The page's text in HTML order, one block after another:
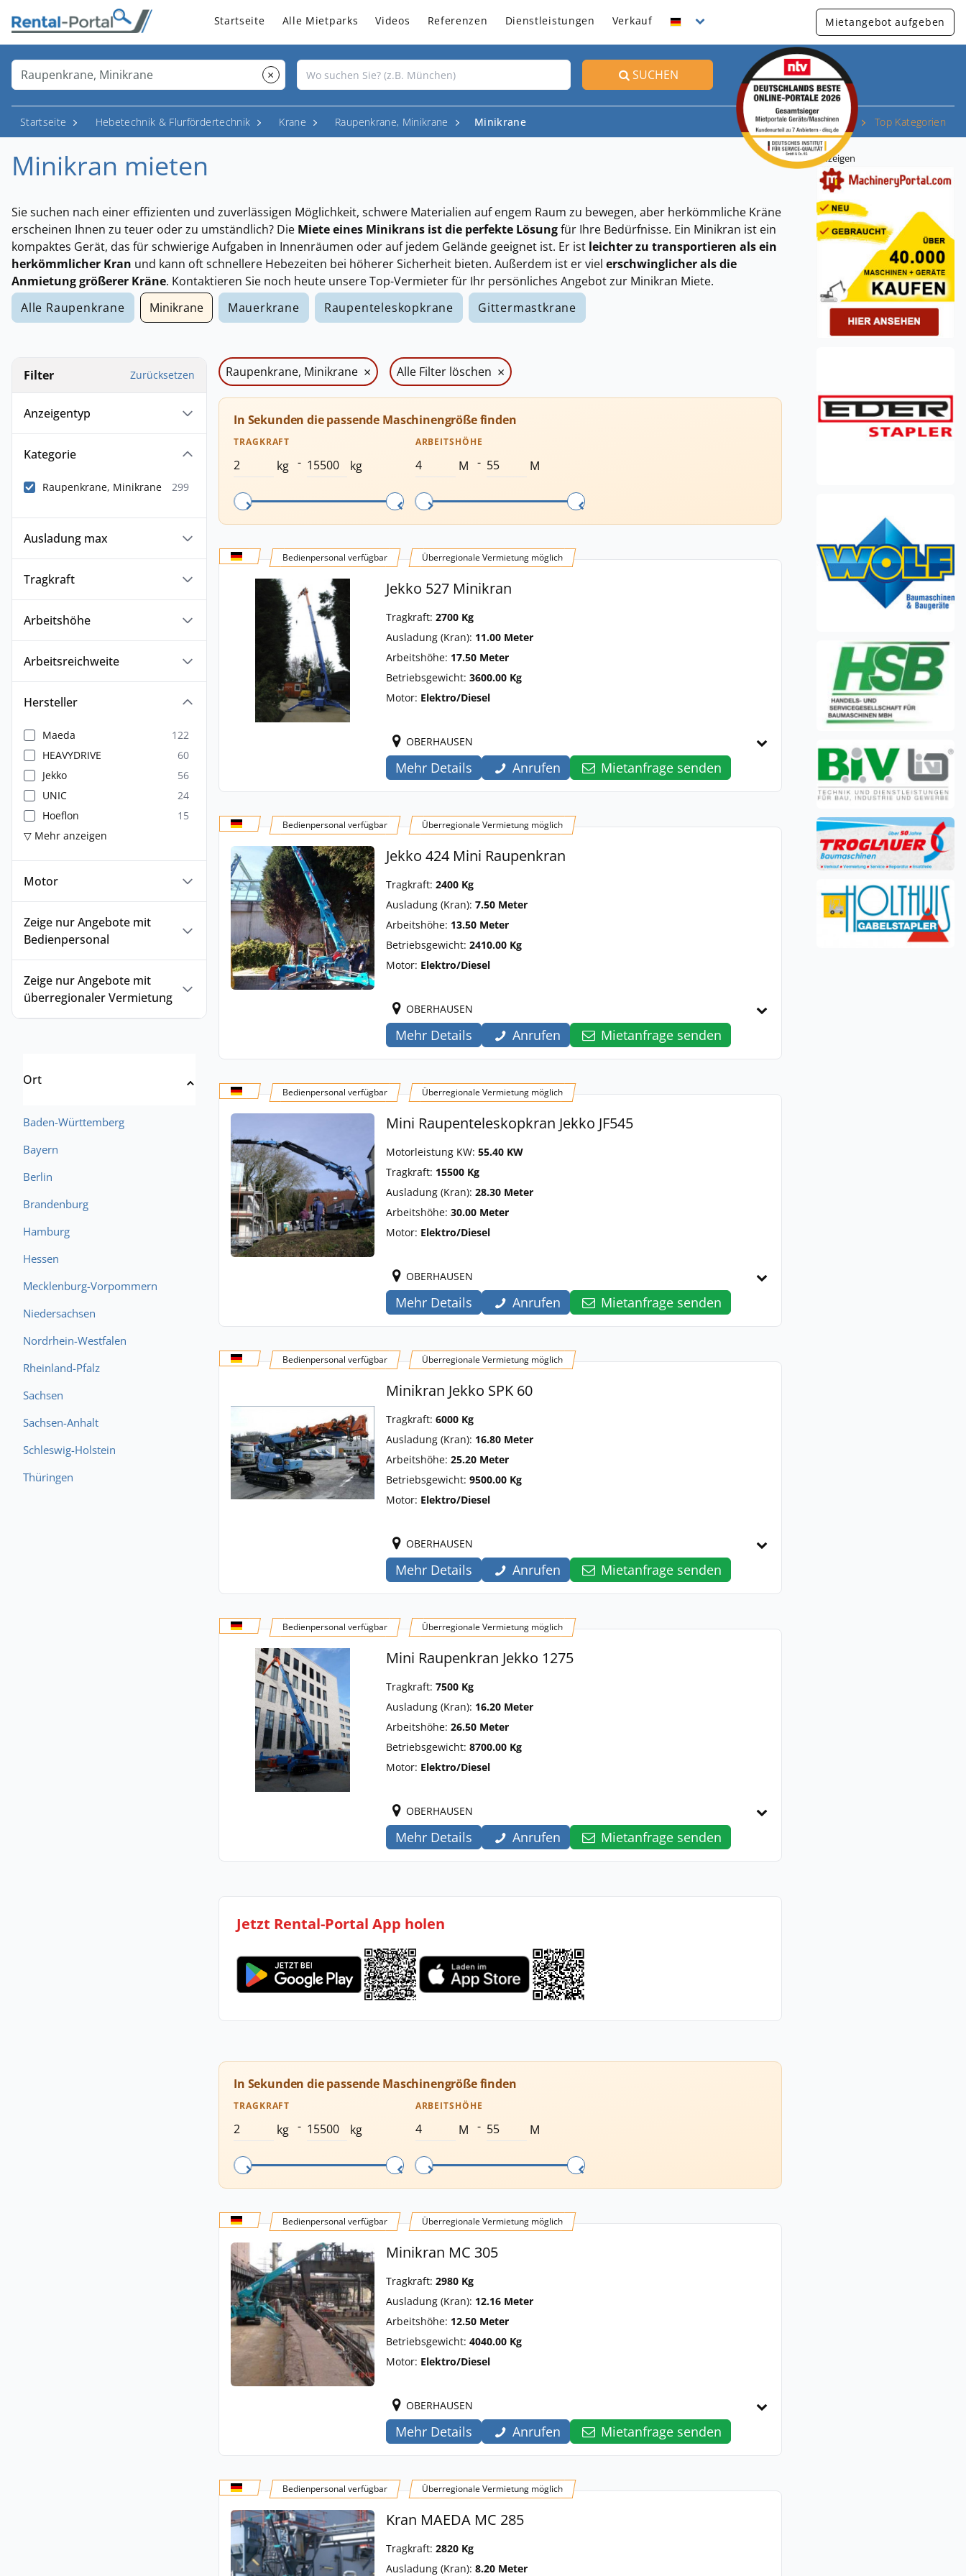
Startseite Alle Mietparks Videos Referenzen Dienstleistungen Verkauf Mietangebot aufgeben
× SUCHEN
Startseite Hebetechnik & Flurfördertechnik Krane Raupenkrane, Minikrane Minikrane Top Kategorien
Minikran mieten
Sie suchen nach einer effizienten und zuverlässigen Möglichkeit, schwere Materialien auf engem Raum zu bewegen, aber herkömmliche Kräne
erscheinen Ihnen zu teuer oder zu umständlich? Die Miete eines Minikrans ist die perfekte Lösungfür Ihre Bedürfnisse. Ein Minikran ist ein
kompaktes Gerät, das für schwierige Aufgaben in Innenräumen oder auf jedem Gelände geeignet ist. Er ist leichter zu transportieren als ein
herkömmlicher Kran und kann oft schnellere Hebezeiten bei höherer Sicherheit bieten. Außerdem ist er viel erschwinglicher als die
Anmietung größerer Kräne. Kontaktieren Sie noch heute unsere Top-Vermieter für Ihr persönliches Angebot zur Minikran Miete.
Alle Raupenkrane
Minikrane Mauerkrane Raupenteleskopkrane Gittermastkrane
Filter Zurücksetzen
Anzeigentyp
Kategorie
Raupenkrane, Minikrane 299
Ausladung max
Tragkraft
Arbeitshöhe
Arbeitsreichweite
Hersteller
Maeda
122
HEAVYDRIVE
60
Jekko
56
UNIC
24
Hoeflon
15
▽ Mehr anzeigen
Motor
Zeige nur Angebote mit
Bedienpersonal
Zeige nur Angebote mit
überregionaler Vermietung
Ort
Baden-Württemberg
Bayern
Berlin
Brandenburg
Hamburg
Hessen
Mecklenburg-Vorpommern
Niedersachsen
Nordrhein-Westfalen
Rheinland-Pfalz
Sachsen
Sachsen-Anhalt
Schleswig-Holstein
Thüringen
Raupenkrane, Minikrane × Alle Filter löschen ×
In Sekunden die passende Maschinengröße finden
TRAGKRAFT
kg - kg
ARBEITSHÖHE
M - M
Bedienpersonal verfügbar Überregionale Vermietung möglich
Jekko 527 Minikran
Tragkraft: 2700 Kg
Ausladung (Kran): 11.00 Meter
Arbeitshöhe: 17.50 Meter
Betriebsgewicht: 3600.00 Kg
Motor: Elektro/Diesel
OBERHAUSEN
Mehr Details Anrufen Mietanfrage senden
Bedienpersonal verfügbar Überregionale Vermietung möglich
Jekko 424 Mini Raupenkran
Tragkraft: 2400 Kg
Ausladung (Kran): 7.50 Meter
Arbeitshöhe: 13.50 Meter
Betriebsgewicht: 2410.00 Kg
Motor: Elektro/Diesel
OBERHAUSEN
Mehr Details Anrufen Mietanfrage senden
Bedienpersonal verfügbar Überregionale Vermietung möglich
Mini Raupenteleskopkran Jekko JF545
Motorleistung KW: 55.40 KW
Tragkraft: 15500 Kg
Ausladung (Kran): 28.30 Meter
Arbeitshöhe: 30.00 Meter
Motor: Elektro/Diesel
OBERHAUSEN
Mehr Details Anrufen Mietanfrage senden
Bedienpersonal verfügbar Überregionale Vermietung möglich
Minikran Jekko SPK 60
Tragkraft: 6000 Kg
Ausladung (Kran): 16.80 Meter
Arbeitshöhe: 25.20 Meter
Betriebsgewicht: 9500.00 Kg
Motor: Elektro/Diesel
OBERHAUSEN
Mehr Details Anrufen Mietanfrage senden
Bedienpersonal verfügbar Überregionale Vermietung möglich
Mini Raupenkran Jekko 1275
Tragkraft: 7500 Kg
Ausladung (Kran): 16.20 Meter
Arbeitshöhe: 26.50 Meter
Betriebsgewicht: 8700.00 Kg
Motor: Elektro/Diesel
OBERHAUSEN
Mehr Details Anrufen Mietanfrage senden
Jetzt Rental-Portal App holen
In Sekunden die passende Maschinengröße finden
TRAGKRAFT
kg - kg
ARBEITSHÖHE
M - M
Bedienpersonal verfügbar Überregionale Vermietung möglich
Minikran MC 305
Tragkraft: 2980 Kg
Ausladung (Kran): 12.16 Meter
Arbeitshöhe: 12.50 Meter
Betriebsgewicht: 4040.00 Kg
Motor: Elektro/Diesel
OBERHAUSEN
Mehr Details Anrufen Mietanfrage senden
Bedienpersonal verfügbar Überregionale Vermietung möglich
Kran MAEDA MC 285
Tragkraft: 2820 Kg
Ausladung (Kran): 8.20 Meter
Anzeigen